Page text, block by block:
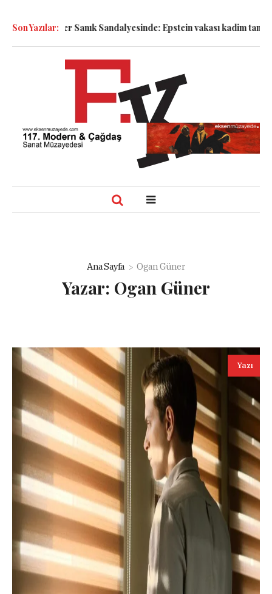
Son Yazılar:
Semboller Sanık Sandalyesinde: Epstein vakası kadim tanrıları
Ana Sayfa Ogan Güner
Yazar: Ogan Güner
Yazı